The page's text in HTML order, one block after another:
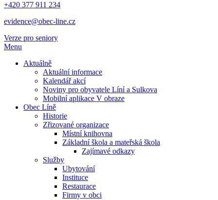
+420 377 911 234
evidence@obec-line.cz
Verze pro seniory
Menu
Aktuálně
Aktuální informace
Kalendář akcí
Noviny pro obyvatele Líní a Sulkova
Mobilní aplikace V obraze
Obec Líně
Historie
Zřizované organizace
Místní knihovna
Základní škola a mateřská škola
Zajímavé odkazy
Služby
Ubytování
Instituce
Restaurace
Firmy v obci